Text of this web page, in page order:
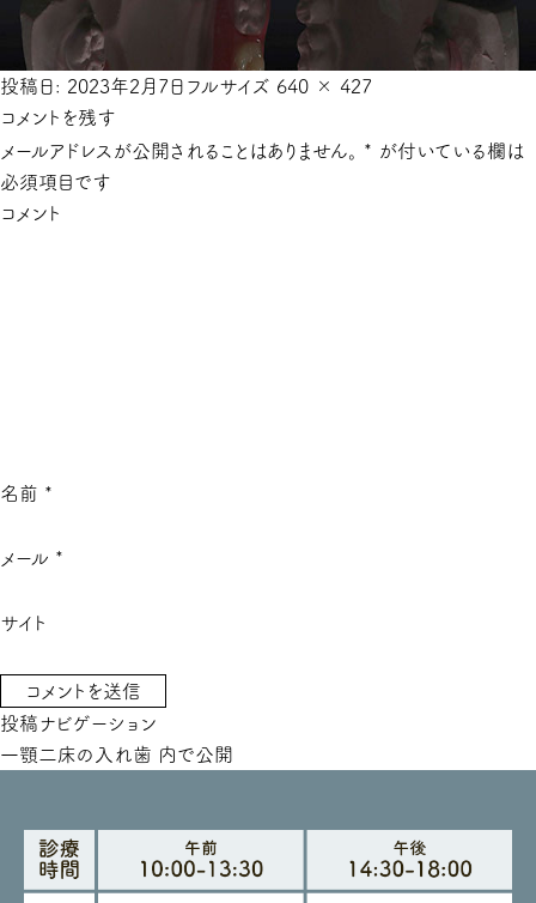
投稿日: 2023年2月7日 フルサイズ 640 × 427
コメントを残す
メールアドレスが公開されることはありません。
* が付いている欄は
必須項目です
コメント
名前 *
メール *
サイト
投稿ナビゲーション
一顎二床の入れ歯 内で公開